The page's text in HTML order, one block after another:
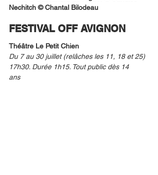
Nechitch © Chantal Bilodeau
FESTIVAL OFF AVIGNON
Théâtre Le Petit Chien
Du 7 au 30 juillet (relâches les 11, 18 et 25)
17h30. Durée 1h15. Tout public dès 14
ans